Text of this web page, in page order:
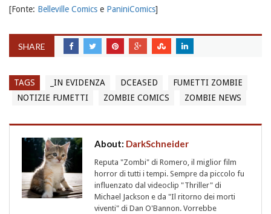
[Fonte: Belleville Comics e PaniniComics]
SHARE
TAGS _IN EVIDENZA DCEASED
FUMETTI ZOMBIE
NOTIZIE FUMETTI
ZOMBIE COMICS ZOMBIE NEWS
About: DarkSchneider
Reputa "Zombi" di Romero, il miglior film
horror di tutti i tempi. Sempre da piccolo fu
influenzato dal videoclip "Thriller" di
Michael Jackson e da "Il ritorno dei morti
viventi" di Dan O'Bannon. Vorrebbe